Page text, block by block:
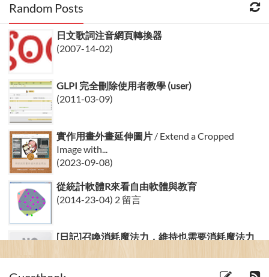
Random Posts
日文歌詞注音網頁轉換器
(2007-14-02)
GLPI 完全刪除使用者教學 (user)
(2011-03-09)
實作用畫外畫延伸圖片 / Extend a Cropped
Image with...
(2023-09-08)
從統計軟體R來看自由軟體與教育
(2014-23-04) 2 留言
[日記]召喚消耗魔法力，維持也需要消耗魔法力